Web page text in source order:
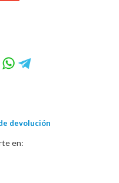
devolución
en: